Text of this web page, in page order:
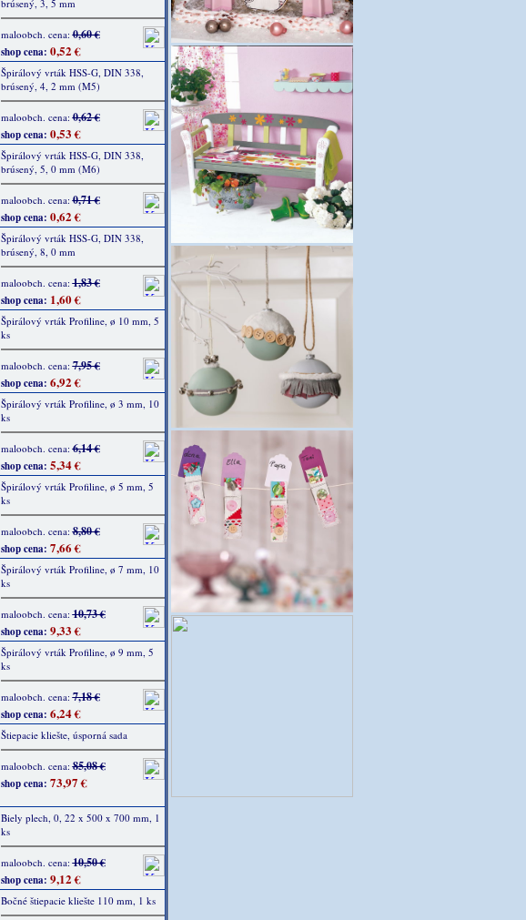
brúsený, 3, 5 mm
maloobch. cena:0,60 €
shop cena: 0,52 €
Špirálový vrták HSS-G, DIN 338,
brúsený, 4, 2 mm (M5)
maloobch. cena:0,62 €
shop cena: 0,53 €
Špirálový vrták HSS-G, DIN 338,
brúsený, 5, 0 mm (M6)
maloobch. cena:0,71 €
shop cena: 0,62 €
Špirálový vrták HSS-G, DIN 338,
brúsený, 8, 0 mm
maloobch. cena:1,83 €
shop cena: 1,60 €
Špirálový vrták Profiline, ø 10 mm, 5
ks
maloobch. cena:7,95 €
shop cena: 6,92 €
Špirálový vrták Profiline, ø 3 mm, 10
ks
maloobch. cena:6,14 €
shop cena: 5,34 €
Špirálový vrták Profiline, ø 5 mm, 5
ks
maloobch. cena:8,80 €
shop cena: 7,66 €
Špirálový vrták Profiline, ø 7 mm, 10
ks
maloobch. cena:10,73 €
shop cena: 9,33 €
Špirálový vrták Profiline, ø 9 mm, 5
ks
maloobch. cena:7,18 €
shop cena: 6,24 €
Štiepacie kliešte, úsporná sada
maloobch. cena:85,08 €
shop cena: 73,97 €
Biely plech, 0, 22 x 500 x 700 mm, 1
ks
maloobch. cena:10,50 €
shop cena: 9,12 €
Bočné štiepacie kliešte 110 mm, 1 ks